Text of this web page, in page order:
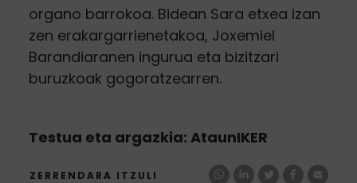
organo barrokoa. Bidean Sara etxea izan
zen erakargarrienetakoa, Joxemiel
Barandiaranen ingurua eta bizitzari
buruzkoak gogoratzearren.
Testua eta argazkia: AtaunIKER
ZERRENDARA ITZULI